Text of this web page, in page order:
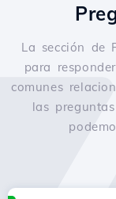
La sección de
para
comunes
las